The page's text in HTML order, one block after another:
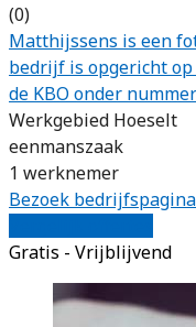
(0)
Matthijssens is een
bedrijf is opgericht
de KBO onder
Werkgebied Hoeselt
eenmanszaak
1 werknemer
Bezoek bedrijfspagina
Gratis - Vrijblijvend